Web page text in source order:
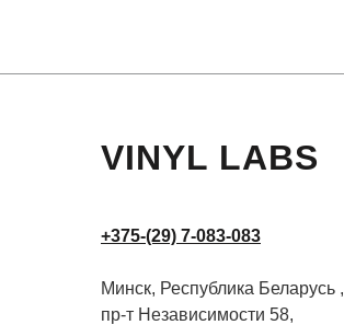
VINYL LABS
+375-(29) 7-083-083
Минск, Республика Беларусь ,
пр-т Независимости 58,